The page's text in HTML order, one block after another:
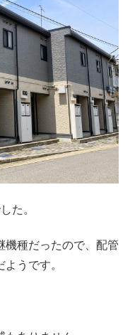
た。
機種だったので、配管
うです。